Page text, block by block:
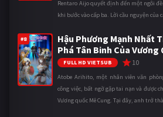
Rentaro Aijo quyết định đến một ngôi
khi bước vào cấp ba. Lời cầu nguyện của
#8
Hậu Phương Mạnh Nhất
Phá Tân Binh Của Vương
FULL HD VIETSUB 10
Atobe Arihito, một nhân viên văn
công việc, bất ngờ gặp tai nạn và được
Vương quốc Mê Cung. Tại đây, anh trở